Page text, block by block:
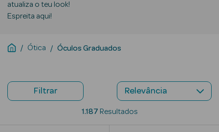
Beauty Season
Cosmética
Beauty Season
Beauty Season
atualiza o teu look!
Espreita aqui!
Ótica Óculos Graduados
Filtrar
1.187 Resultados